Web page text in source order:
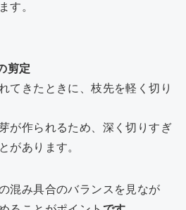
す。
剪定
てきたときに、枝先を軽く切り
が作られるため、深く切りすぎ
があります。
混み具合のバランスを見なが